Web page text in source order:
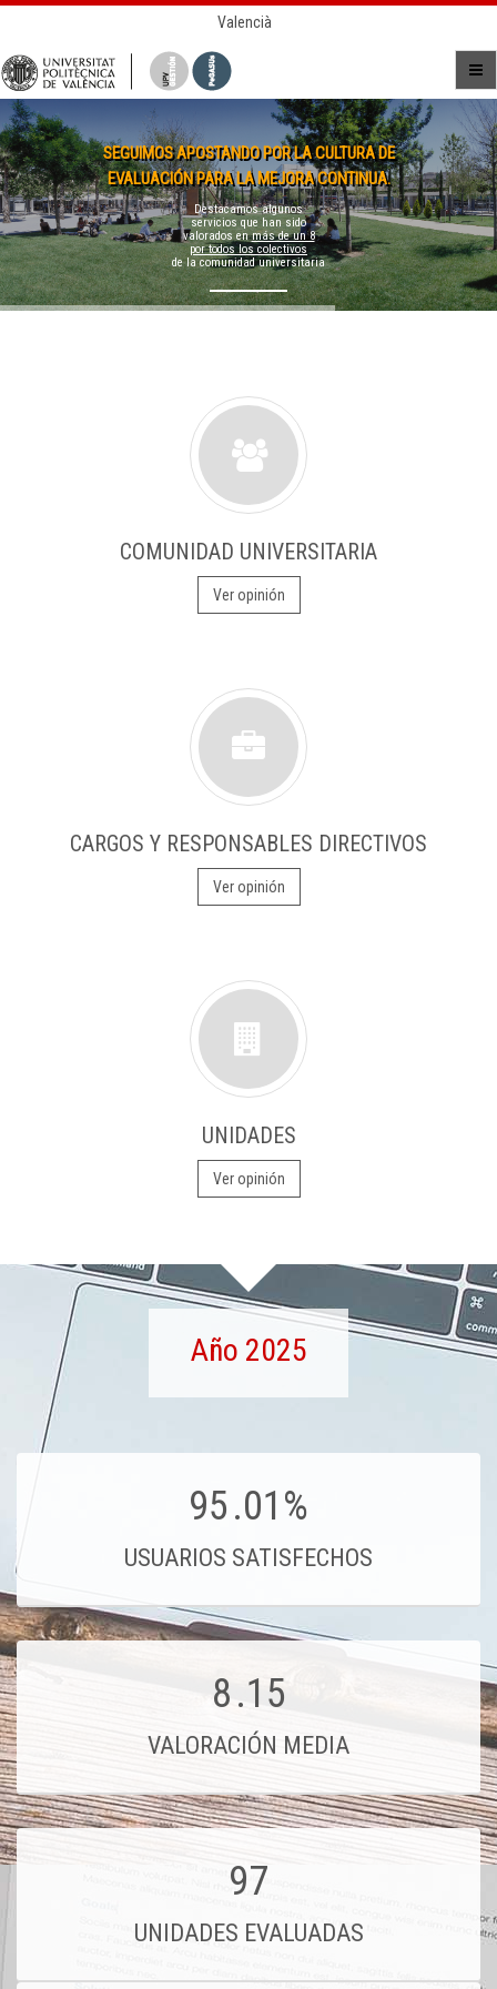
Valencià
SEGUIMOS APOSTANDO POR LA CULTURA DE
EVALUACIÓN PARA LA MEJORA CONTINUA.
Destacamos algunos
servicios que han sido
valorados enmás de un 8
por todos los colectivos
de la comunidad universitaria
COMUNIDAD UNIVERSITARIA
Ver opinión
CARGOS Y RESPONSABLES DIRECTIVOS
Ver opinión
UNIDADES
Ver opinión
Año 2025
95.01%
USUARIOS SATISFECHOS
8.15
VALORACIÓN MEDIA
97
UNIDADES EVALUADAS